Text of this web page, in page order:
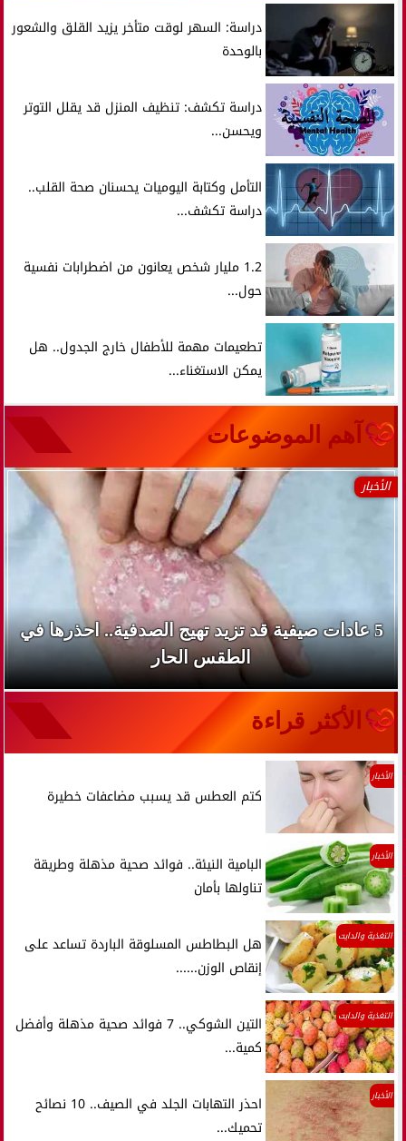
دراسة: السهر لوقت متأخر يزيد القلق والشعور
بالوحدة
دراسة تكشف: تنظيف المنزل قد يقلل التوتر
ويحسن...
التأمل وكتابة اليوميات يحسنان صحة القلب..
دراسة تكشف...
1.2 مليار شخص يعانون من اضطرابات نفسية
حول...
تطعيمات مهمة للأطفال خارج الجدول.. هل
يمكن الاستغناء...
آهم الموضوعات
الأخبار
5 عادات صيفية قد تزيد تهيج الصدفية.. احذرها في
الطقس الحار
الأكثر قراءة
الأخبار
كتم العطس قد يسبب مضاعفات خطيرة
الأخبار
البامية النيئة.. فوائد صحية مذهلة وطريقة
تناولها بأمان
التغذية والدايت
هل البطاطس المسلوقة الباردة تساعد على
إنقاص الوزن......
التغذية والدايت
التين الشوكي.. 7 فوائد صحية مذهلة وأفضل
كمية...
الأخبار
احذر التهابات الجلد في الصيف.. 10 نصائح
تحميك...